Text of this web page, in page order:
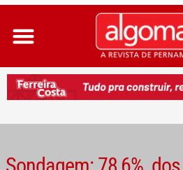
Ir
para
conteúdo